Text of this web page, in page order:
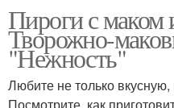
Пироги с маком
Творожно-
"Нежность"
Любите не только
Посмотрите, как